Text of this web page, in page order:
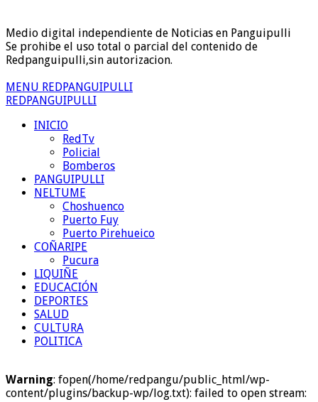
Medio digital independiente de Noticias en Panguipulli
Se prohibe el uso total o parcial del contenido de
Redpanguipulli,sin autorizacion.
MENU REDPANGUIPULLI
REDPANGUIPULLI
INICIO
RedTv
Policial
Bomberos
PANGUIPULLI
NELTUME
Choshuenco
Puerto Fuy
Puerto Pirehueico
COÑARIPE
Pucura
LIQUIÑE
EDUCACIÓN
DEPORTES
SALUD
CULTURA
POLITICA
Warning: fopen(/home/redpangu/public_html/wp-
content/plugins/backup-wp/log.txt): failed to open stream: